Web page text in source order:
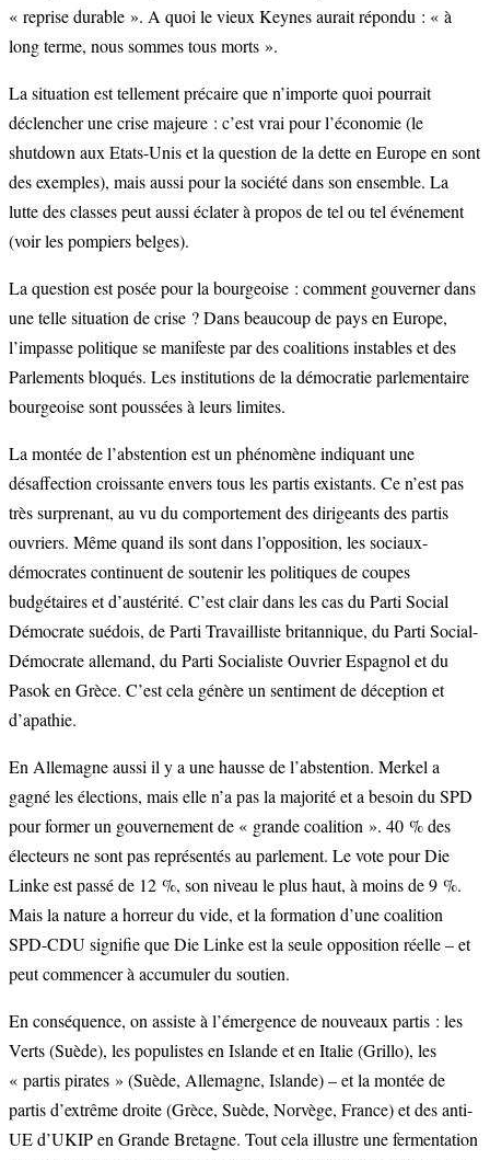
« reprise durable ». A quoi le vieux Keynes aurait répondu : « à
long terme, nous sommes tous morts ».
La situation est tellement précaire que n’importe quoi pourrait
déclencher une crise majeure : c’est vrai pour l’économie (le
shutdown aux Etats-Unis et la question de la dette en Europe en sont
des exemples), mais aussi pour la société dans son ensemble. La
lutte des classes peut aussi éclater à propos de tel ou tel événement
(voir les pompiers belges).
La question est posée pour la bourgeoise : comment gouverner dans
une telle situation de crise ? Dans beaucoup de pays en Europe,
l’impasse politique se manifeste par des coalitions instables et des
Parlements bloqués. Les institutions de la démocratie parlementaire
bourgeoise sont poussées à leurs limites.
La montée de l’abstention est un phénomène indiquant une
désaffection croissante envers tous les partis existants. Ce n’est pas
très surprenant, au vu du comportement des dirigeants des partis
ouvriers. Même quand ils sont dans l’opposition, les sociaux-
démocrates continuent de soutenir les politiques de coupes
budgétaires et d’austérité. C’est clair dans les cas du Parti Social
Démocrate suédois, de Parti Travailliste britannique, du Parti Social-
Démocrate allemand, du Parti Socialiste Ouvrier Espagnol et du
Pasok en Grèce. C’est cela génère un sentiment de déception et
d’apathie.
En Allemagne aussi il y a une hausse de l’abstention. Merkel a
gagné les élections, mais elle n’a pas la majorité et a besoin du SPD
pour former un gouvernement de « grande coalition ». 40 % des
électeurs ne sont pas représentés au parlement. Le vote pour Die
Linke est passé de 12 %, son niveau le plus haut, à moins de 9 %.
Mais la nature a horreur du vide, et la formation d’une coalition
SPD-CDU signifie que Die Linke est la seule opposition réelle – et
peut commencer à accumuler du soutien.
En conséquence, on assiste à l’émergence de nouveaux partis : les
Verts (Suède), les populistes en Islande et en Italie (Grillo), les
« partis pirates » (Suède, Allemagne, Islande) – et la montée de
partis d’extrême droite (Grèce, Suède, Norvège, France) et des anti-
UE d’UKIP en Grande Bretagne. Tout cela illustre une fermentation